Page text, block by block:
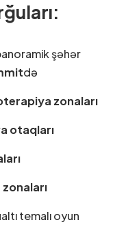
şəhər
də
zonaları
otaqları
temalı oyun